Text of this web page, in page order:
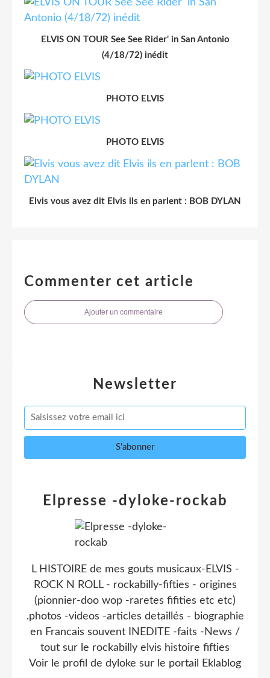
ELVIS ON TOUR See See Rider' in San Antonio
(4/18/72) inédit
PHOTO ELVIS
PHOTO ELVIS
Elvis vous avez dit Elvis ils en parlent : BOB DYLAN
Commenter cet article
Ajouter un commentaire
Newsletter
Elpresse -dyloke-rockab
L HISTOIRE de mes gouts musicaux-ELVIS -
ROCK N ROLL - rockabilly-fifties - origines
(pionnier-doo wop -raretes fifities etc etc)
.photos -videos -articles detaillés - biographie
en Francais souvent INEDITE -faits -News /
tout sur le rockabilly elvis histoire fifties
Voir le profil de dyloke sur le portail Eklablog